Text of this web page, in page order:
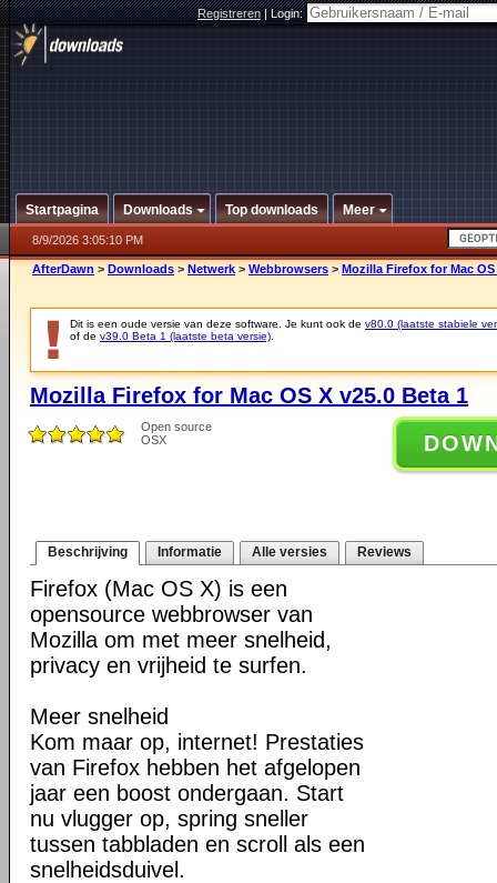
Registreren|Login:
Startpagina Downloads Top downloads Meer
8/9/2026 3:05:10 PM
AfterDawn > Downloads > Netwerk > Webbrowsers > Mozilla Firefox for Mac OS
Dit is een oude versie van deze software. Je kunt ook de v80.0 (laatste stabiele
of de v39.0 Beta 1 (laatste beta versie)
Mozilla Firefox for Mac OS X v25.0 Beta 1
Open source
OSX
Beschrijving Informatie Alle versies Reviews
Firefox (Mac OS X) is een
opensource webbrowser van
Mozilla om met meer snelheid,
privacy en vrijheid te surfen.
Meer snelheid
Kom maar op, internet! Prestaties
van Firefox hebben het afgelopen
jaar een boost ondergaan. Start
nu vlugger op, spring sneller
tussen tabbladen en scroll als een
snelheidsduivel.